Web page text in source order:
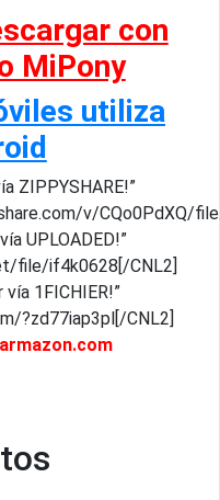
con
MiPony
utiliza
ZIPPYSHARE!”
v/CQo0PdXQ/
UPLOADED!”
file/if4k0628[/CNL2]
1FICHIER!”
?zd77iap3pl[/CNL2]